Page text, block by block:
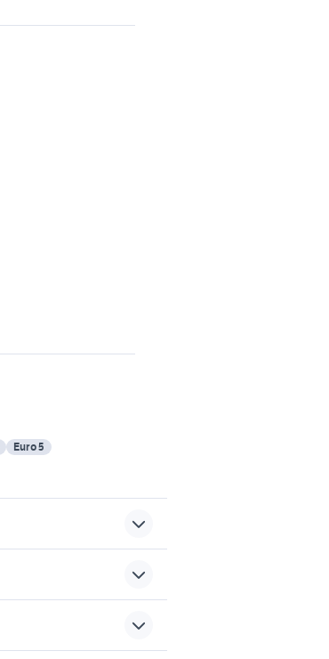
Euro 5